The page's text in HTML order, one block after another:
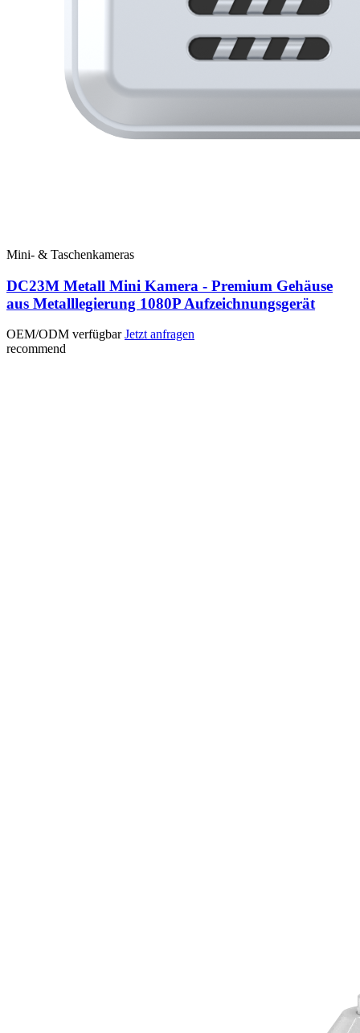
Mini- & Taschenkameras
DC23M Metall Mini Kamera - Premium Gehäuse
aus Metalllegierung 1080P Aufzeichnungsgerät
OEM/ODM verfügbar Jetzt anfragen
recommend